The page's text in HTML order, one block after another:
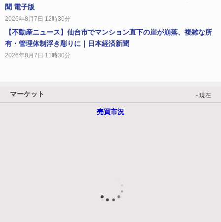
聞 電子版
2026年8月7日 12時30分
【不動産ニュース】仙台市でマンション直下の崖が崩落、複雑な所
有・管理体制浮き彫りに｜日本経済新聞
2026年8月7日 11時30分
マーケット - 現在
売買市況